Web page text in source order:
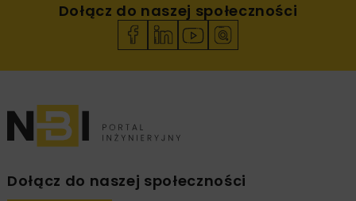
Dołącz do naszej społeczności
Dołącz do naszej społeczności